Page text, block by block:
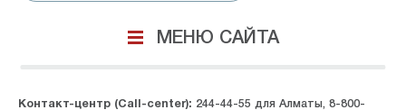
МЕНЮ САЙТА
Контакт-центр (Call-center): 244-44-55 для Алматы, 8-800-